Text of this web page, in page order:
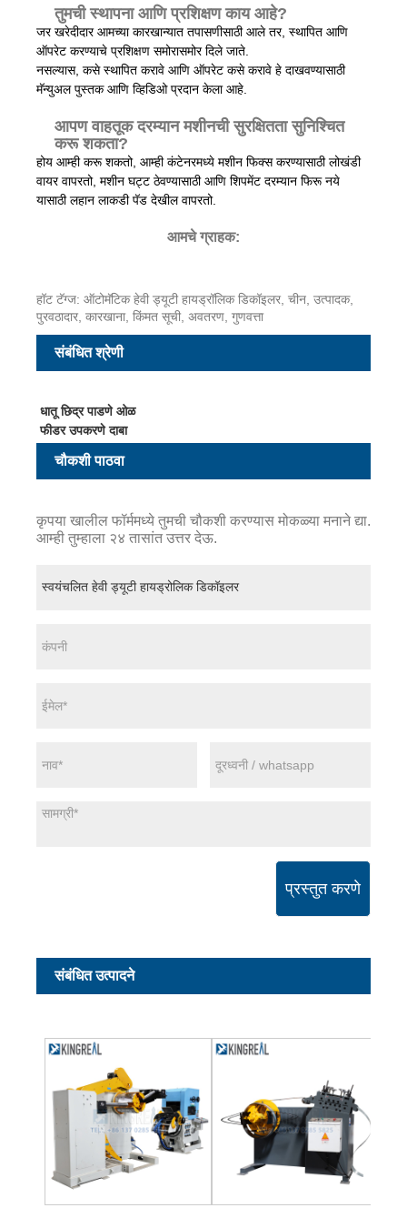
तुमची स्थापना आणि प्रशिक्षण काय आहे?
जर खरेदीदार आमच्या कारखान्यात तपासणीसाठी आले तर, स्थापित आणि
ऑपरेट करण्याचे प्रशिक्षण समोरासमोर दिले जाते.
नसल्यास, कसे स्थापित करावे आणि ऑपरेट कसे करावे हे दाखवण्यासाठी
मॅन्युअल पुस्तक आणि व्हिडिओ प्रदान केला आहे.
आपण वाहतूक दरम्यान मशीनची सुरक्षितता सुनिश्चित
करू शकता?
होय आम्ही करू शकतो, आम्ही कंटेनरमध्ये मशीन फिक्स करण्यासाठी लोखंडी
वायर वापरतो, मशीन घट्ट ठेवण्यासाठी आणि शिपमेंट दरम्यान फिरू नये
यासाठी लहान लाकडी पॅड देखील वापरतो.
आमचे ग्राहक:
हॉट टॅग्ज: ऑटोमॅटिक हेवी ड्यूटी हायड्रॉलिक डिकॉइलर, चीन, उत्पादक,
पुरवठादार, कारखाना, किंमत सूची, अवतरण, गुणवत्ता
संबंधित श्रेणी
धातू छिद्र पाडणे ओळ
फीडर उपकरणे दाबा
चौकशी पाठवा
कृपया खालील फॉर्ममध्ये तुमची चौकशी करण्यास मोकळ्या मनाने द्या.
आम्ही तुम्हाला २४ तासांत उत्तर देऊ.
प्रस्तुत करणे
संबंधित उत्पादने